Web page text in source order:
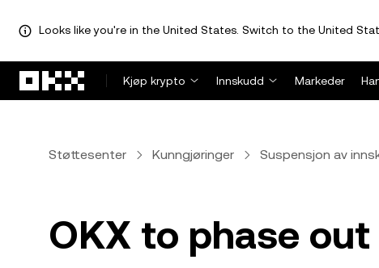
Looks like you're in the United States. Switch to the United
Kjøp krypto
Innskudd Markeder
Støttesenter Kunngjøringer Suspensjon av
OKX to phase